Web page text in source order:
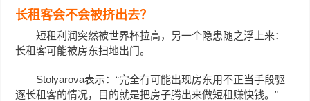
长租客会不会被挤出去？
短租利润突然被世界杯拉高，另一个隐患随之浮上来：
长租客可能被房东扫地出门。
Stolyarova表示：“完全有可能出现房东用不正当手段驱
逐长租客的情况，目的就是把房子腾出来做短租赚快钱。”